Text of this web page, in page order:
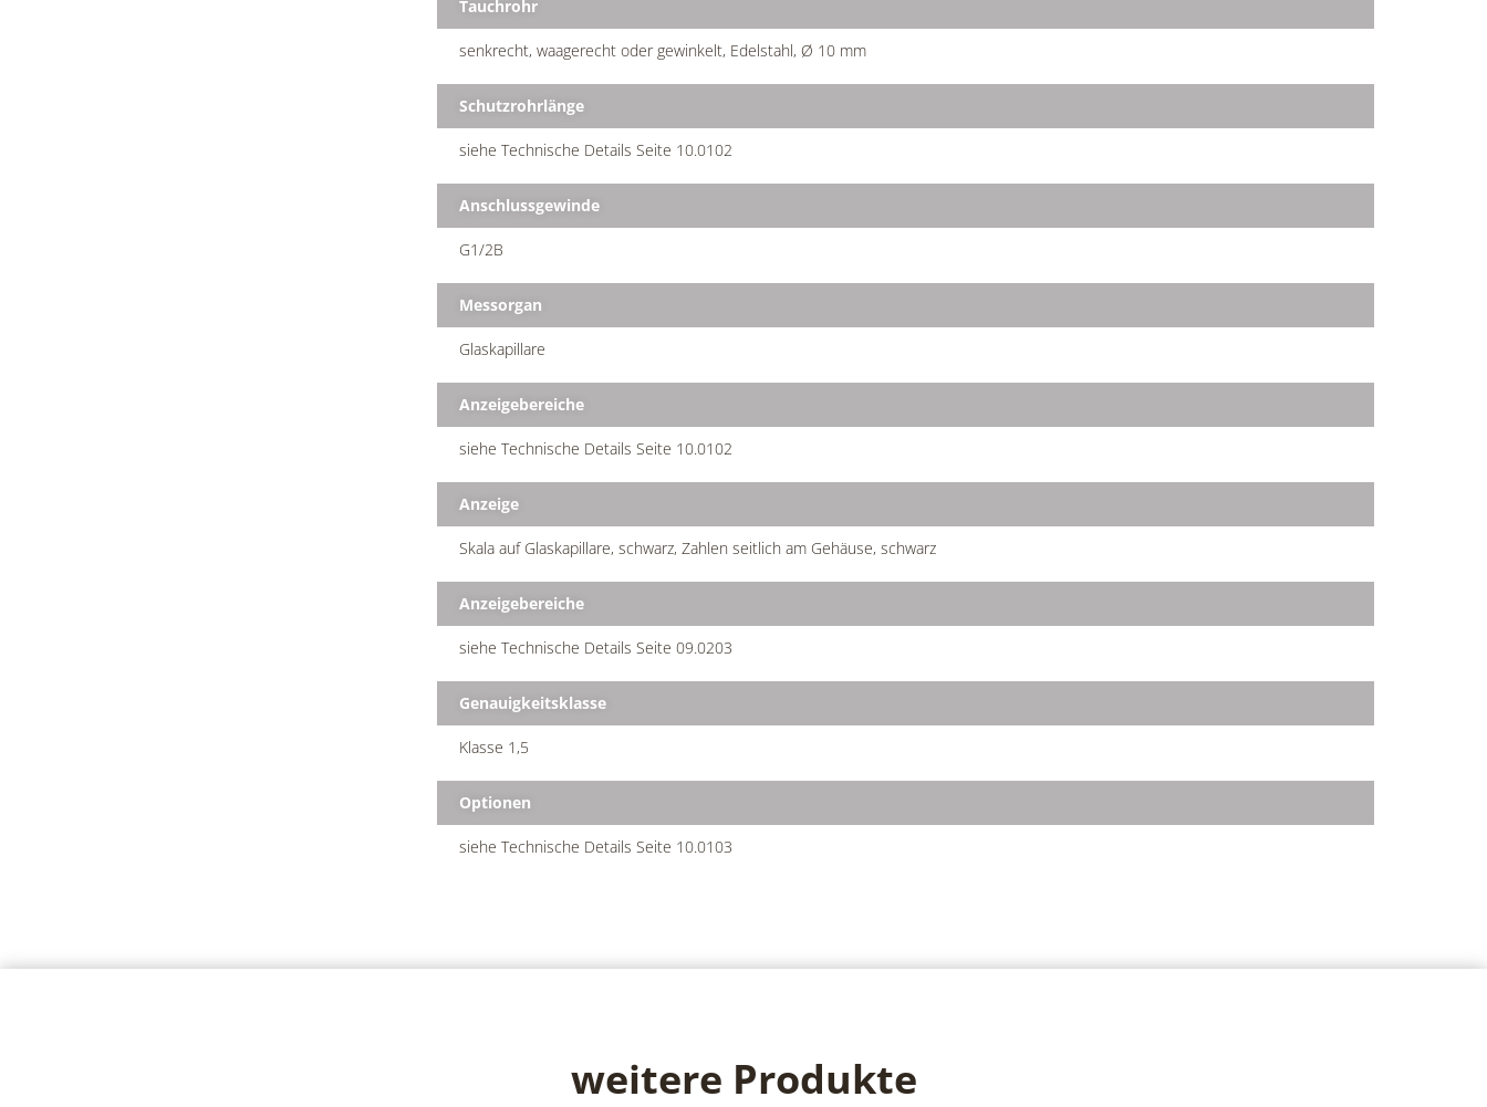
Tauchrohr
senkrecht, waagerecht oder gewinkelt, Edelstahl, Ø 10 mm
Schutzrohrlänge
siehe Technische Details Seite 10.0102
Anschlussgewinde
G1/2B
Messorgan
Glaskapillare
Anzeigebereiche
siehe Technische Details Seite 10.0102
Anzeige
Skala auf Glaskapillare, schwarz, Zahlen seitlich am Gehäuse, schwarz
Anzeigebereiche
siehe Technische Details Seite 09.0203
Genauigkeitsklasse
Klasse 1,5
Optionen
siehe Technische Details Seite 10.0103
weitere Produkte